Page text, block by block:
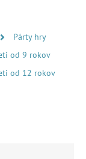
Párty hry
od 9 rokov
od 12 rokov